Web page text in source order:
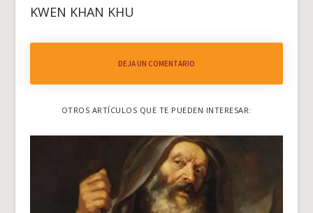
KWEN KHAN KHU
DEJA UN COMENTARIO
OTROS ARTÍCULOS QUE TE PUEDEN INTERESAR: